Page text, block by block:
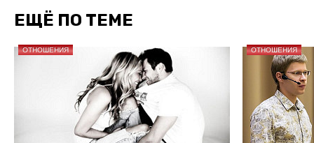
ЕЩЁ ПО ТЕМЕ
ОТНОШЕНИЯ ОТНОШЕНИЯ